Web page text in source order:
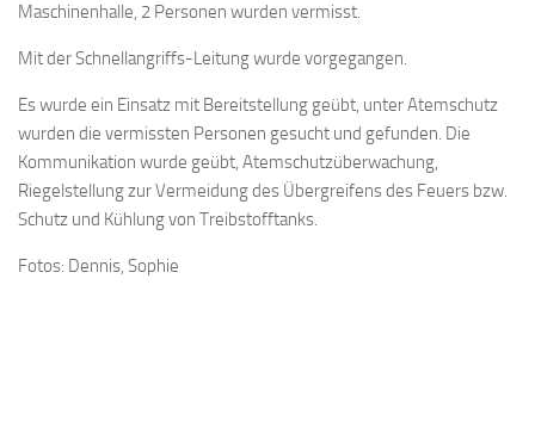
Maschinenhalle, 2 Personen wurden vermisst.
Mit der Schnellangriffs-Leitung wurde vorgegangen.
Es wurde ein Einsatz mit Bereitstellung geübt, unter Atemschutz
wurden die vermissten Personen gesucht und gefunden. Die
Kommunikation wurde geübt, Atemschutzüberwachung,
Riegelstellung zur Vermeidung des Übergreifens des Feuers bzw.
Schutz und Kühlung von Treibstofftanks.
Fotos: Dennis, Sophie